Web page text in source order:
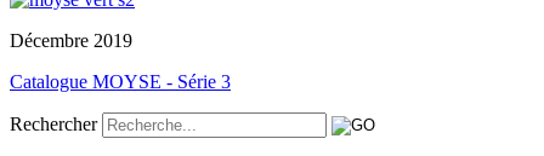
Décembre 2019
Catalogue MOYSE - Série 3
Rechercher